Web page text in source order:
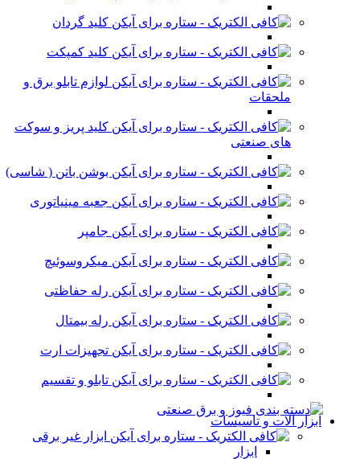
کلید گردان
کلید کمپکت
لوازم تابلو برق و
ملحقات
کلید پریز و سوکت
های صنعتی
بوشن باتن ( شاسی)
جعبه مینیاتوری
جامپر
میکروسوئیچ
رله حفاظتی
رله بیمتال
تجهیزات ارت
تابلو و تقسیم
ابزار آلات و تاسیسات
ابزار غیر برقی
ابزار